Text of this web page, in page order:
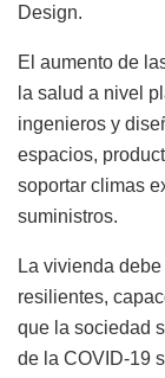
Design.
El aumento de
la salud a nivel
ingenieros y
espacios,
soportar climas
suministros.
La vivienda
resilientes,
que la sociedad
de la COVID-19